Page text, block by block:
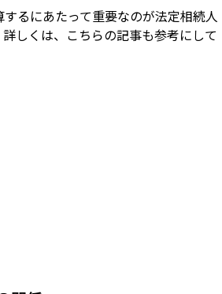
るにあたって重要なのが法定相続人
しくは、こちらの記事も参考にして